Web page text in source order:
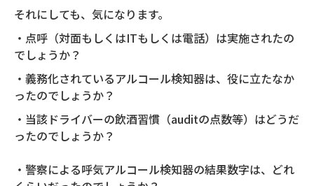
それにしても、気になります。
・点呼（対面もしくはITもしくは電話）は実施されたの
でしょうか？
・義務化されているアルコール検知器は、役に立たなか
ったのでしょうか？
・当該ドライバーの飲酒習慣（auditの点数等）はどうだ
ったのでしょうか？
・警察による呼気アルコール検知器の結果数字は、どれ